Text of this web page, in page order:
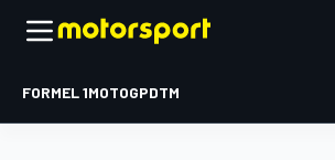
FORMEL 1MOTOGPDTM